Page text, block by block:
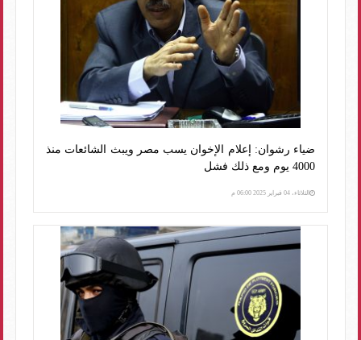
ضياء رشوان: إعلام الإخوان يسب مصر ويبث الشائعات منذ
4000 يوم ومع ذلك فشل
الثلاثاء، 04 فبراير 2025 06:00 م